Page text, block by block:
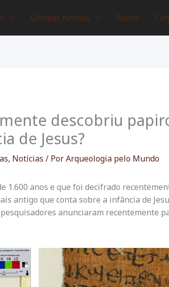
Últimas Notíias Sobre
descobriu
de Jesus?
, Notícias / PorArqueologia pelo Mundo
1.600 anos e que foi decifrado
antigo que conta sobre a infância de
anunciaram recentemente